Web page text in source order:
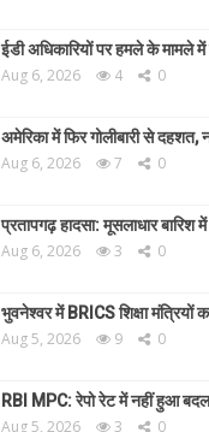
ईडी अधिकारियों पर हमले के मामले
Aug 6, 2026 4 0
अमेरिका में फिर गोलीबारी से दहशत,
Aug 6, 2026 7 0
प्रतापगढ़ हादसा: मूसलाधार बारिश
Aug 6, 2026 3 0
भुवनेश्वर में BRICS शिक्षा
Aug 5, 2026 9 0
RBI MPC: रेपो रेट में नहीं हुआ
Aug 5, 2026 3 0